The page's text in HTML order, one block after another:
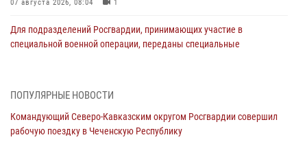
07 августа 2026, 08:04 1
Для подразделений Росгвардии, принимающих участие в
специальной военной операции, переданы специальные
подозреваемые в коммерческом подкупе (видео)
07 августа 2026, 07:51
ПОПУЛЯРНЫЕ НОВОСТИ
Командующий Северо-Кавказским округом Росгвардии совершил
рабочую поездку в Чеченскую Республику